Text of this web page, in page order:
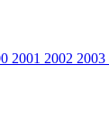
2001 2002 2003